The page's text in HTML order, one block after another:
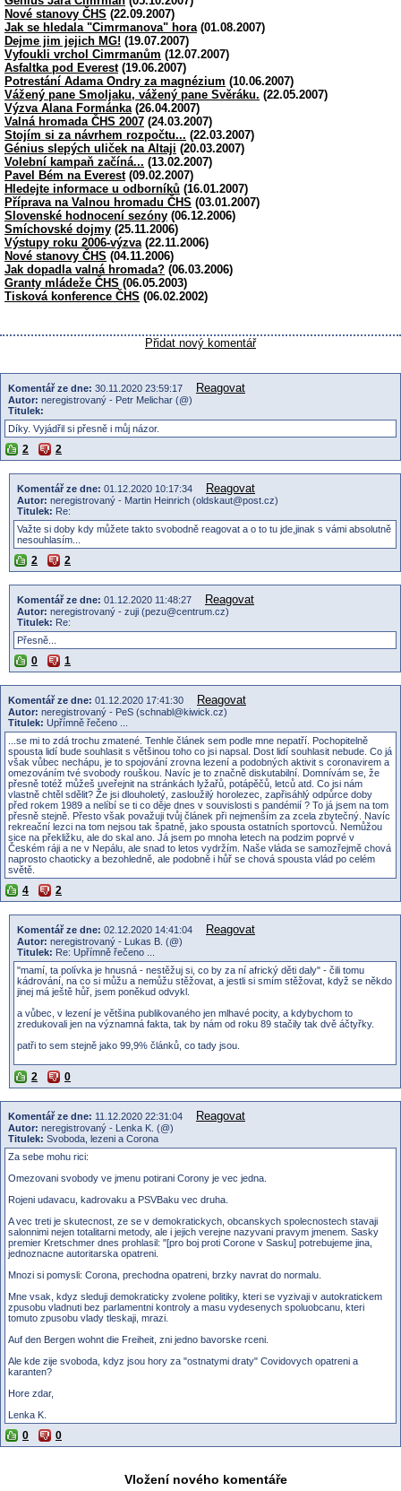
Nové stanovy ČHS (22.09.2007)
Jak se hledala "Cimrmanova" hora (01.08.2007)
Dejme jim jejich MG! (19.07.2007)
Vyfoukli vrchol Cimrmanům (12.07.2007)
Asfaltka pod Everest(19.06.2007)
Potrestání Adama Ondry za magnézium (10.06.2007)
Vážený pane Smoljaku, vážený pane Svěráku. (22.05.2007)
Výzva Alana Formánka (26.04.2007)
Valná hromada ČHS 2007 (24.03.2007)
Stojím si za návrhem rozpočtu... (22.03.2007)
Génius slepých uliček na Altaji (20.03.2007)
Volební kampaň začíná... (13.02.2007)
Pavel Bém na Everest(09.02.2007)
Hledejte informace u odborníků (16.01.2007)
Příprava na Valnou hromadu ČHS (03.01.2007)
Slovenské hodnocení sezóny (06.12.2006)
Smíchovské dojmy (25.11.2006)
Výstupy roku 2006-výzva (22.11.2006)
Nové stanovy ČHS (04.11.2006)
Jak dopadla valná hromada? (06.03.2006)
Granty mládeže ČHS (06.05.2003)
Tisková konference ČHS (06.02.2002)
Přidat nový komentář
Komentář ze dne: 30.11.2020 23:59:17 Reagovat
Autor: neregistrovaný - Petr Melichar (@)
Titulek:
Díky. Vyjádřil si přesně i můj názor.
2 2
Komentář ze dne: 01.12.2020 10:17:34 Reagovat
Autor: neregistrovaný - Martin Heinrich (oldskaut@post.cz)
Titulek: Re:
Važte si doby kdy můžete takto svobodně reagovat a o to tu jde,jinak s vámi absolutně
nesouhlasím...
2 2
Komentář ze dne: 01.12.2020 11:48:27 Reagovat
Autor: neregistrovaný - zuji (pezu@centrum.cz)
Titulek: Re:
Přesně...
0 1
Komentář ze dne: 01.12.2020 17:41:30 Reagovat
Autor: neregistrovaný - PeS (schnabl@kiwick.cz)
Titulek: Upřímně řečeno ...
...se mi to zdá trochu zmatené. Tenhle článek sem podle mne nepatří. Pochopitelně
spousta lidí bude souhlasit s většinou toho co jsi napsal. Dost lidí souhlasit nebude. Co já
však vůbec nechápu, je to spojování zrovna lezení a podobných aktivit s coronavirem a
omezováním tvé svobody rouškou. Navíc je to značně diskutabilní. Domnívám se, že
přesně totéž můžeš uveřejnit na stránkách lyžařů, potápěčů, letců atd. Co jsi nám
vlastně chtěl sdělit? Že jsi dlouholetý, zasloužilý horolezec, zapřisáhlý odpůrce doby
před rokem 1989 a nelíbí se ti co děje dnes v souvislosti s pandémií ? To já jsem na tom
přesně stejně. Přesto však považuji tvůj článek při nejmenším za zcela zbytečný. Navíc
rekreační lezci na tom nejsou tak špatně, jako spousta ostatních sportovců. Nemůžou
sice na překližku, ale do skal ano. Já jsem po mnoha letech na podzim poprvé v
Českém ráji a ne v Nepálu, ale snad to letos vydržím. Naše vláda se samozřejmě chová
naprosto chaoticky a bezohledně, ale podobně i hůř se chová spousta vlád po celém
světě.
4 2
Komentář ze dne: 02.12.2020 14:41:04 Reagovat
Autor: neregistrovaný - Lukas B. (@)
Titulek: Re: Upřímně řečeno ...
"mamí, ta polívka je hnusná - nestěžuj si, co by za ní africký děti daly" - čili tomu
kádrování, na co si můžu a nemůžu stěžovat, a jestli si smím stěžovat, když se někdo
jinej má ještě hůř, jsem poněkud odvykl.
a vůbec, v lezení je většina publikovaného jen mlhavé pocity, a kdybychom to
zredukovali jen na významná fakta, tak by nám od roku 89 stačily tak dvě áčtyřky.
patři to sem stejně jako 99,9% článků, co tady jsou.
2 0
Komentář ze dne: 11.12.2020 22:31:04 Reagovat
Autor: neregistrovaný - Lenka K. (@)
Titulek: Svoboda, lezeni a Corona
Za sebe mohu rici:
Omezovani svobody ve jmenu potirani Corony je vec jedna.
Rojeni udavacu, kadrovaku a PSVBaku vec druha.
A vec treti je skutecnost, ze se v demokratickych, obcanskych spolecnostech stavaji
salonnimi nejen totalitarni metody, ale i jejich verejne nazyvani pravym jmenem. Sasky
premier Kretschmer dnes prohlasil: "[pro boj proti Corone v Sasku] potrebujeme jina,
jednoznacne autoritarska opatreni.
Mnozi si pomysli: Corona, prechodna opatreni, brzky navrat do normalu.
Mne vsak, kdyz sleduji demokraticky zvolene politiky, kteri se vyzivaji v autokratickem
zpusobu vladnuti bez parlamentni kontroly a masu vydesenych spoluobcanu, kteri
tomuto zpusobu vlady tleskaji, mrazi.
Auf den Bergen wohnt die Freiheit, zni jedno bavorske rceni.
Ale kde zije svoboda, kdyz jsou hory za "ostnatymi draty" Covidovych opatreni a
karanten?
Hore zdar,
Lenka K.
0 0
Vložení nového komentáře